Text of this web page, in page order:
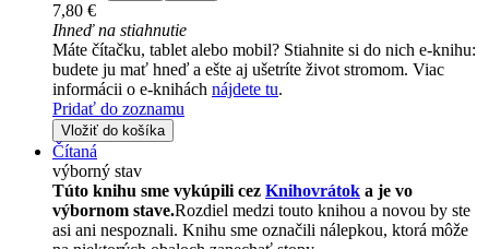
7,80 €
Ihneď na stiahnutie
Máte čítačku, tablet alebo mobil? Stiahnite si do nich e-knihu:
budete ju mať hneď a ešte aj ušetríte život stromom. Viac
informácii o e-knihách nájdete tu.
Pridať do zoznamu
Vložiť do košíka
Čítaná
výborný stav
Túto knihu sme vykúpili cez Knihovrátok a je vo
výbornom stave.Rozdiel medzi touto knihou a novou by ste
asi ani nespoznali. Knihu sme označili nálepkou, ktorá môže